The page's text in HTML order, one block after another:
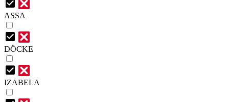
ASSA
DÖCKE
IZABELA